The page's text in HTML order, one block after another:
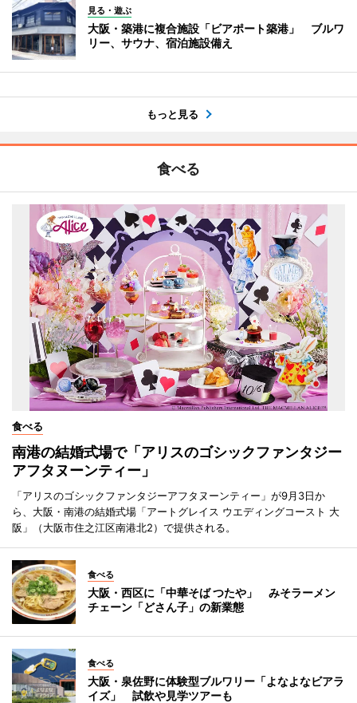
見る・遊ぶ
大阪・築港に複合施設「ビアポート築港」 ブルワ
リー、サウナ、宿泊施設備え
もっと見る
食べる
食べる
南港の結婚式場で「アリスのゴシックファンタジー
アフタヌーンティー」
「アリスのゴシックファンタジーアフタヌーンティー」が9月3日か
ら、大阪・南港の結婚式場「アートグレイス ウエディングコースト 大
阪」（大阪市住之江区南港北2）で提供される。
食べる
大阪・西区に「中華そば つたや」 みそラーメン
チェーン「どさん子」の新業態
食べる
大阪・泉佐野に体験型ブルワリー「よなよなビアラ
イズ」 試飲や見学ツアーも